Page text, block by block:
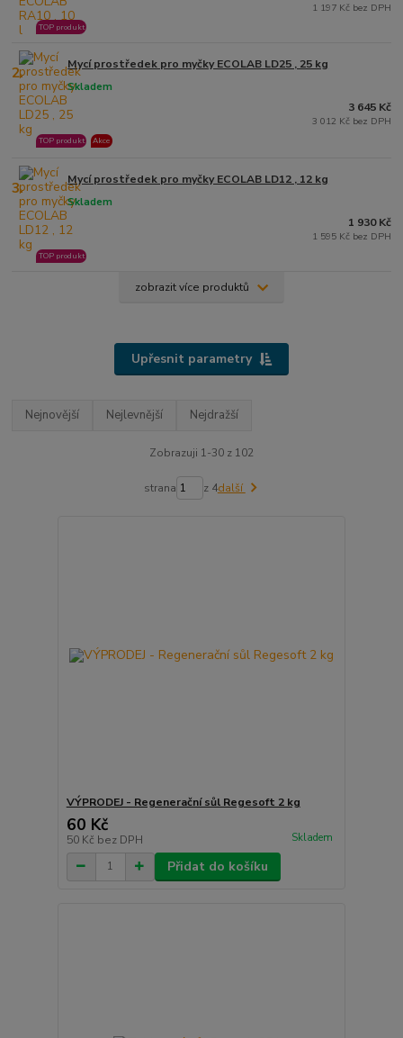
TOP produkt
1 197 Kč bez DPH
2. Mycí prostředek pro myčky ECOLAB LD25 , 25 kg
Skladem
TOP produkt Akce
3 645 Kč
3 012 Kč bez DPH
3. Mycí prostředek pro myčky ECOLAB LD12 , 12 kg
Skladem
TOP produkt
1 930 Kč
1 595 Kč bez DPH
zobrazit více produktů
Upřesnit parametry
Nejnovější Nejlevnější Nejdražší
Zobrazuji 1-30 z 102
strana z 4další
VÝPRODEJ - Regenerační sůl Regesoft 2 kg
60 Kč
50 Kč bez DPH Skladem
Přidat do košíku